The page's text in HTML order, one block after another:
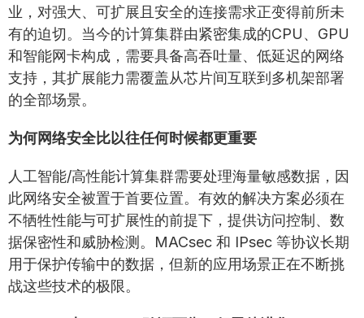
业，对强大、可扩展且安全的连接需求正变得前所未
有的迫切。当今的计算集群由紧密集成的CPU、GPU
和智能网卡构成，需要具备高吞吐量、低延迟的网络
支持，其扩展能力需覆盖从芯片间互联到多机架部署
的全部场景。
为何网络安全比以往任何时候都更重要
人工智能/高性能计算集群需要处理海量敏感数据，因
此网络安全被置于首要位置。有效的解决方案必须在
不牺牲性能与可扩展性的前提下，提供访问控制、数
据保密性和威胁检测。MACsec 和 IPsec 等协议长期
用于保护传输中的数据，但新的应用场景正在不断挑
战这些技术的极限。